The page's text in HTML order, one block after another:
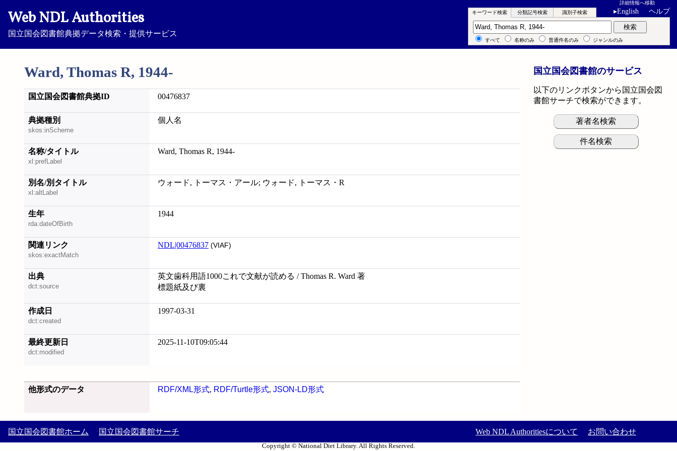
Web NDL Authorities
国立国会図書館典拠データ検索・提供サービス
詳細情報へ移動
▸English ヘルプ
Ward, Thomas R, 1944-
キーワード検索 分類記号検索 識別子検索
キーワード検索 検索
すべて 名称のみ 普通件名のみ ジャンルのみ
国立国会図書館典拠ID 00476837
典拠種別
skos:inScheme
個人名
名称/タイトル
xl:prefLabel
Ward, Thomas R, 1944-
別名/別タイトル
xl:altLabel
ウォード, トーマス・アール; ウォード, トーマス・R
生年
rda:dateOfBirth
1944
関連リンク
skos:exactMatch
NDL|00476837 (VIAF)
出典
dct:source
英文歯科用語1000これで文献が読める / Thomas R. Ward 著
標題紙及び裏
作成日
dct:created
1997-03-31
最終更新日
dct:modified
2025-11-10T09:05:44
他形式のデータ RDF/XML形式, RDF/Turtle形式, JSON-LD形式
国立国会図書館のサービス
以下のリンクボタンから国立国会図
書館サーチで検索ができます。
著者名検索
件名検索
国立国会図書館ホーム 国立国会図書館サーチ Web NDL Authoritiesについて お問い合わせ
Copyright © National Diet Library. All Rights Reserved.